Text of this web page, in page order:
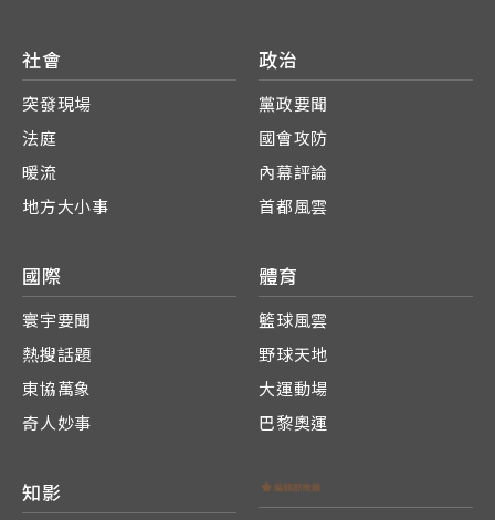
社會
突發現場
法庭
暖流
地方大小事
政治
黨政要聞
國會攻防
內幕評論
首都風雲
國際
寰宇要聞
熱搜話題
東協萬象
奇人妙事
體育
籃球風雲
野球天地
大運動場
巴黎奧運
知影